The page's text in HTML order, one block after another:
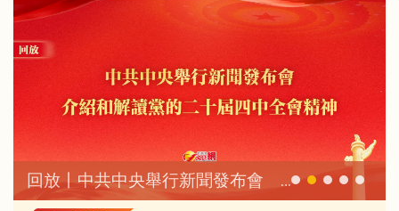
回放丨中共中央舉行新聞發布會 介紹和解讀黨的二十屆四中全會精神